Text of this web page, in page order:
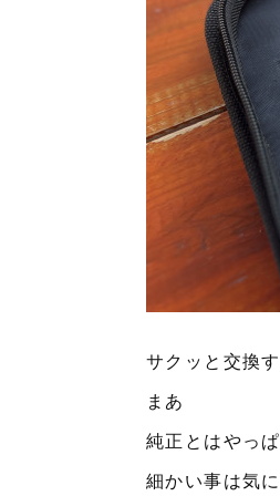
サクッと交換
まあ
純正とはやっ
細かい事は気